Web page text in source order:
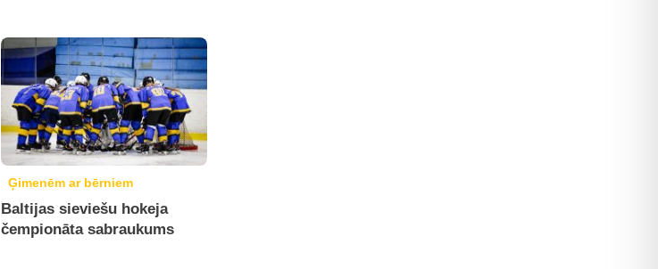
Ģimenēm ar bērniem
Baltijas sieviešu hokeja
čempionāta sabraukums